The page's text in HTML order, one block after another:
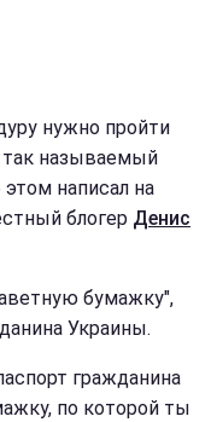
нужно пройти
так называемый
написал на
блогер Денис
бумажку",
Украины.
гражданина
по которой ты